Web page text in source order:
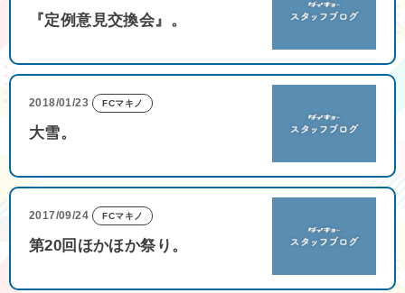
『定例意見交換会』。
2018/01/23 FCマキノ
大雪。
2017/09/24 FCマキノ
第20回ほかほか祭り。